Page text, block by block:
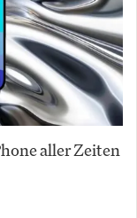
aller Zeiten